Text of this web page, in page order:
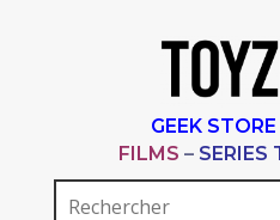
GEEK STORE
FILMS – SERIES